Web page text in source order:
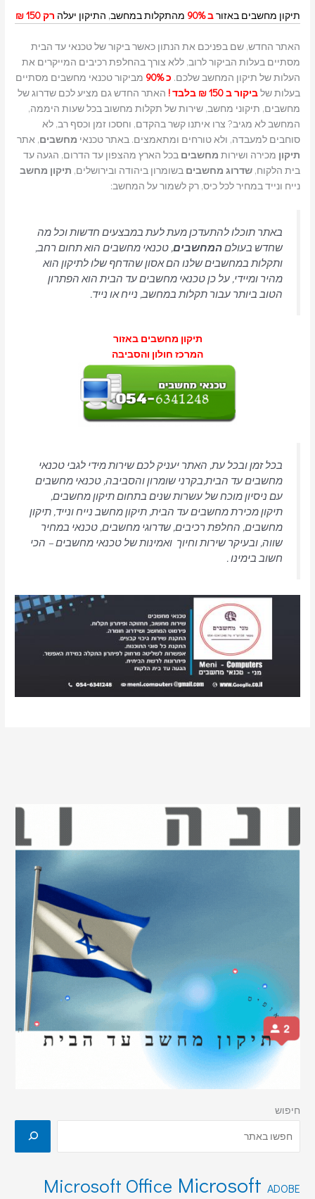
תיקון מחשבים באזורב 90% מהתקלות במחשב, התיקון יעלהרק 150 ₪
האתר החדש, שם בפניכם את הנתון כאשר ביקור של טכנאי עד הבית
מסתיים בעלות הביקור לרוב, ללא צורך בהחלפת רכיבים המייקרים את
העלות של תיקון המחשב שלכם.כ 90%
מביקור טכנאי מחשבים מסתיים
בעלות שלביקור ב 150 ₪ בלבד !
האתר החדש גם מציע לכם שדרוג של
מחשבים, תיקוני מחשב, שירות של תקלות מחשוב בכל שעות היממה,
המחשב לא מגיב? צרו איתנו קשר בהקדם, וחסכו זמן וכסף רב, לא
סוחבים למעבדה, ולא טורחים ומתאמצים. באתר טכנאימחשבים, אתר
תיקוןמכירה ושירותמחשביםבכל הארץ מהצפון עד הדרום, הגעה עד
בית הלקוח,שדרוגמחשביםבשומרון ביהודה ובירושלים,תיקון מחשב
נייח ונייד במחיר לכל כיס, רק לשמור על המחשב:
באתר תוכלו להתעדכן מעת לעת במבצעים חדשות וכל מה
שחדש בעולםהמחשבים, טכנאי מחשבים הוא תחום רחב,
ותקלות במחשבים שלנו הם אסון שהדחף שלו לתיקון הוא
מהיר ומיידי, על כן טכנאי מחשבים עד הבית הוא הפתרון
הטוב ביותר עבור תקלות במחשב, נייח או נייד.
תיקון מחשבים באזור
המרכז חולון והסביבה
בכל זמן ובכל עת, האתר יעניק לכם שירות מידי לגבי טכנאי
מחשבים עד הבית,בקרני שומרון והסביבה, טכנאי מחשבים
עם ניסיון מוכח של עשרות שנים בתחום תיקון מחשבים,
תיקון מכירת מחשבים עד הבית, תיקון מחשב נייח ונייד, תיקון
מחשבים, החלפת רכיבים, שדרוגי מחשבים, טכנאי במחיר
שווה, ובעיקר שירות וחיוך ואמינות של טכנאי מחשבים – הכי
חשוב בימינו .
חיפוש
ADOBE
Microsoft
Microsoft Office